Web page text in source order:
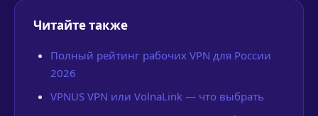
Читайте также
Полный рейтинг рабочих VPN для России
2026
VPNUS VPN или VolnaLink — что выбрать